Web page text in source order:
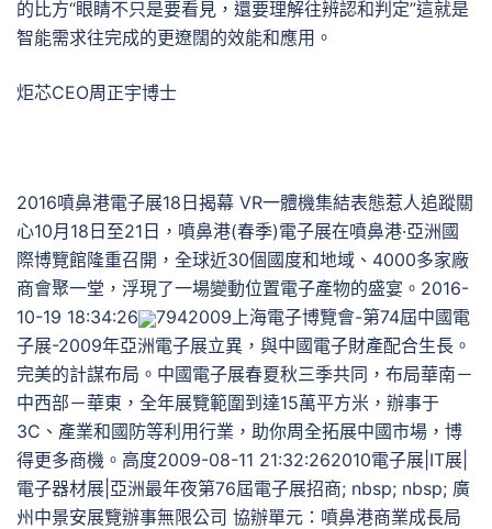
的比方“眼睛不只是要看見，還要理解往辨認和判定”這就是
智能需求往完成的更遼闊的效能和應用。
炬芯CEO周正宇博士
2016噴鼻港電子展18日揭幕 VR一體機集結表態惹人追蹤關
心10月18日至21日，噴鼻港(春季)電子展在噴鼻港·亞洲國
際博覽館隆重召開，全球近30個國度和地域、4000多家廠
商會聚一堂，浮現了一場變動位置電子產物的盛宴。2016-
10-19 18:34:26
7942009上海電子博覽會-第74屆中國電
子展-2009年亞洲電子展立異，與中國電子財產配合生長。
完美的計謀布局。中國電子展春夏秋三季共同，布局華南－
中西部－華東，全年展覽範圍到達15萬平方米，辦事于
3C、產業和國防等利用行業，助你周全拓展中國市場，博
得更多商機。高度2009-08-11 21:32:262010電子展|IT展|
電子器材展|亞洲最年夜第76屆電子展招商; nbsp; nbsp; 廣
州中景安展覽辦事無限公司 協辦單元：噴鼻港商業成長局